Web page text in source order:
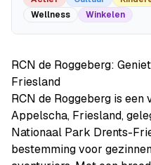
Wellness
Winkelen
RCN de Roggeberg:
Friesland
RCN de Roggeberg is
Appelscha, Friesland,
Nationaal Park Drents-
bestemming voor